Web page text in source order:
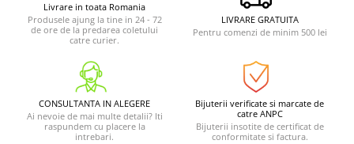
Livrare in toata Romania
Produsele ajung la tine in 24 - 72
de ore de la predarea coletului
catre curier.
LIVRARE GRATUITA
Pentru comenzi de minim 500 lei
CONSULTANTA IN ALEGERE
Ai nevoie de mai multe detalii? Iti
raspundem cu placere la
intrebari.
Bijuterii verificate si marcate de
catre ANPC
Bijuterii insotite de certificat de
conformitate si factura.